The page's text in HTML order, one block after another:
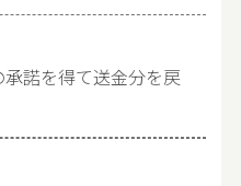
諾を得て送金分を戻